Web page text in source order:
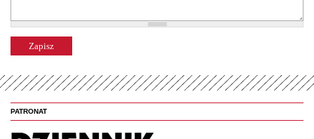
PATRONAT